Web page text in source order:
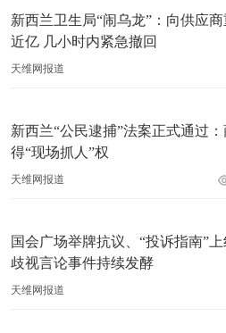
新西兰卫生局“闹乌龙”：向供应
近亿 几小时内紧急撤回
天维网报道
新西兰“公民逮捕”法案正式通过
得“现场抓人”权
天维网报道
国会广场举牌抗议、“投诉指南”
歧视言论事件持续发酵
天维网报道